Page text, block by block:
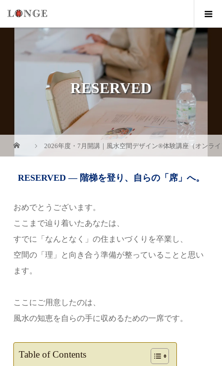
RESERVED
2026年度・7月開講｜風水空間デザイン®体験講座（オンラ
RESERVED — 階梯を登り、自らの「席」へ。
おめでとうございます。
ここまで辿り着いたあなたは、
すでに「なんとなく」の住まいづくりを卒業し、
空間の「理」と向き合う準備が整っていることと思い
ます。
ここにご用意したのは、
風水の知恵を自らの手に収めるための一席です。
Table of Contents